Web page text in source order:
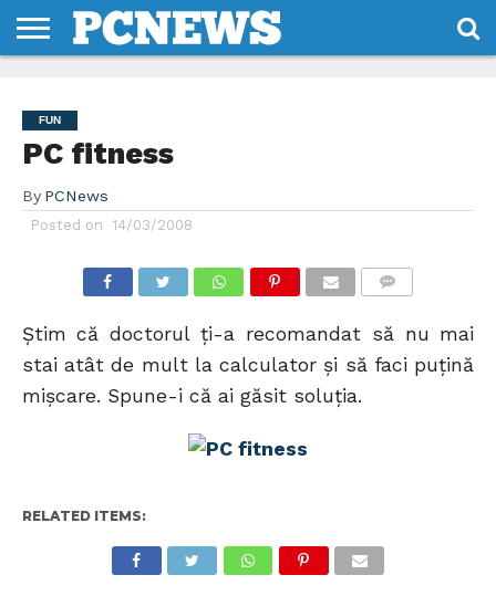
NOI
SI
CONDITII
FUN
PC fitness
By PCNews
Posted on 14/03/2008
Ştim că doctorul ţi-a recomandat să nu mai
stai atât de mult la calculator şi să faci puţină
mişcare. Spune-i că ai găsit soluţia.
RELATED ITEMS: